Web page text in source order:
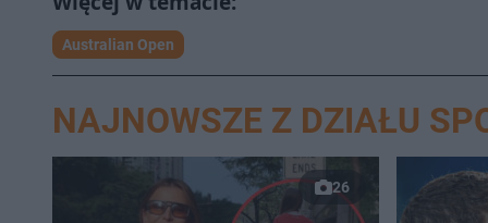
Australian Open
NAJNOWSZE Z DZIAŁU
26